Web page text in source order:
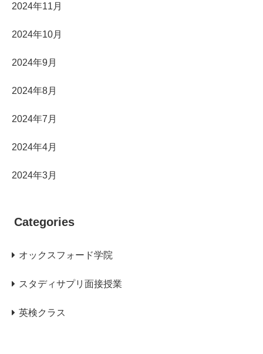
2024年11月
2024年10月
2024年9月
2024年8月
2024年7月
2024年4月
2024年3月
Categories
オックスフォード学院
スタディサプリ面接授業
英検クラス